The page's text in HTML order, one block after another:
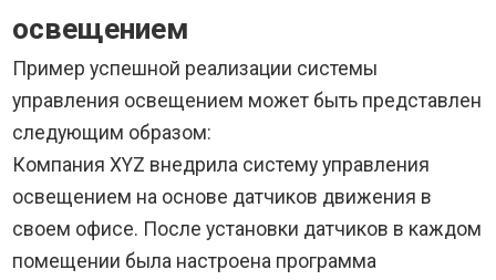
освещением
Пример успешной реализации системы
управления освещением может быть представлен
следующим образом:
Компания XYZ внедрила систему управления
освещением на основе датчиков движения в
своем офисе. После установки датчиков в каждом
помещении была настроена программа